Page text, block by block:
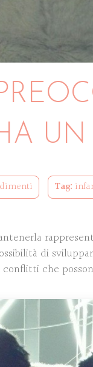
Tag:
di
che